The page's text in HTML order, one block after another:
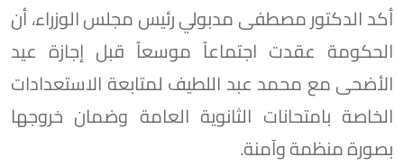
أكد الدكتور مصطفى مدبولي رئيس مجلس الوزراء، أن
الحكومة عقدت اجتماعاً موسعاً قبل إجازة عيد
الأضحى مع محمد عبد اللطيف لمتابعة الاستعدادات
الخاصة بامتحانات الثانوية العامة وضمان خروجها
بصورة منظمة وآمنة.